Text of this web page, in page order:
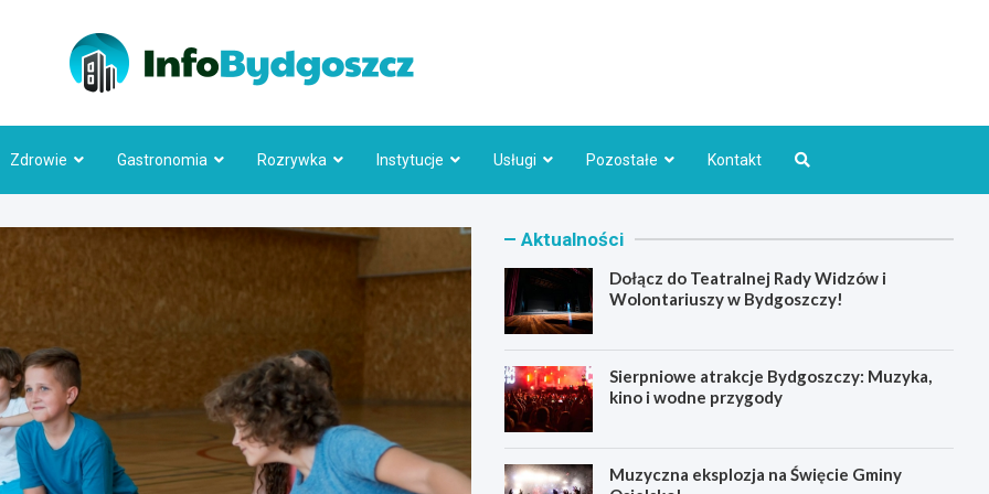
Zdrowie Gastronomia Rozrywka Instytucje Usługi Pozostałe Kontakt
Aktualności
Dołącz do Teatralnej Rady Widzów i
Wolontariuszy w Bydgoszczy!
Sierpniowe atrakcje Bydgoszczy: Muzyka,
kino i wodne przygody
Muzyczna eksplozja na Święcie Gminy